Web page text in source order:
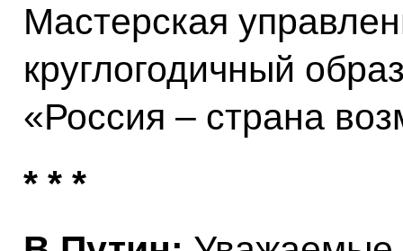
Мастерская
круглогодичный
«Россия – страна
* * *